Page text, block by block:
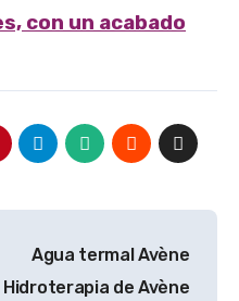
con un acabado
Agua termal Avène
Hidroterapia de Avène